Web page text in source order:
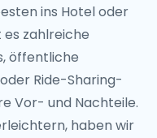
ins Hotel oder
es zahlreiche
öffentliche
Ride-Sharing-
Vor- und Nachteile.
haben wir